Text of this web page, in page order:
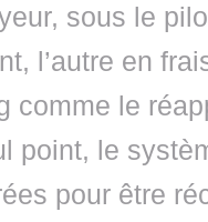
sous le
l’autre en
comme le
point, le
pour être